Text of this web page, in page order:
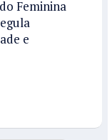
Feminina
e